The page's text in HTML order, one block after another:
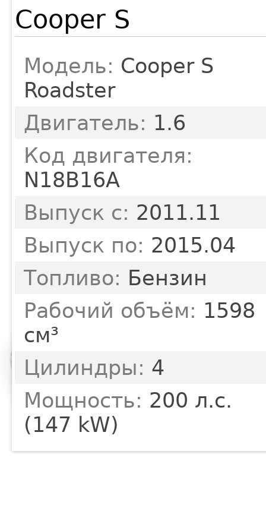
Cooper S
Модель: Cooper S
Roadster
Двигатель: 1.6
Код двигателя:
N18B16A
Выпуск с: 2011.11
Выпуск по: 2015.04
Топливо: Бензин
Рабочий объём: 1598
см³
Цилиндры: 4
Мощность: 200 л.с.
(147 kW)